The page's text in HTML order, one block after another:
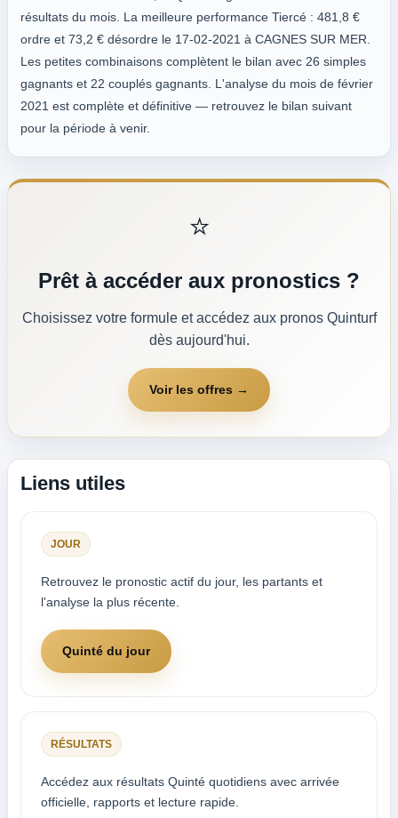
résultats du mois. La meilleure performance Tiercé : 481,8 €
ordre et 73,2 € désordre le 17-02-2021 à CAGNES SUR MER.
Les petites combinaisons complètent le bilan avec 26 simples
gagnants et 22 couplés gagnants. L'analyse du mois de février
2021 est complète et définitive — retrouvez le bilan suivant
pour la période à venir.
⭐
Prêt à accéder aux pronostics ?
Choisissez votre formule et accédez aux pronos Quinturf
dès aujourd'hui.
Voir les offres →
Liens utiles
JOUR
Retrouvez le pronostic actif du jour, les partants et
l'analyse la plus récente.
Quinté du jour
RÉSULTATS
Accédez aux résultats Quinté quotidiens avec arrivée
officielle, rapports et lecture rapide.